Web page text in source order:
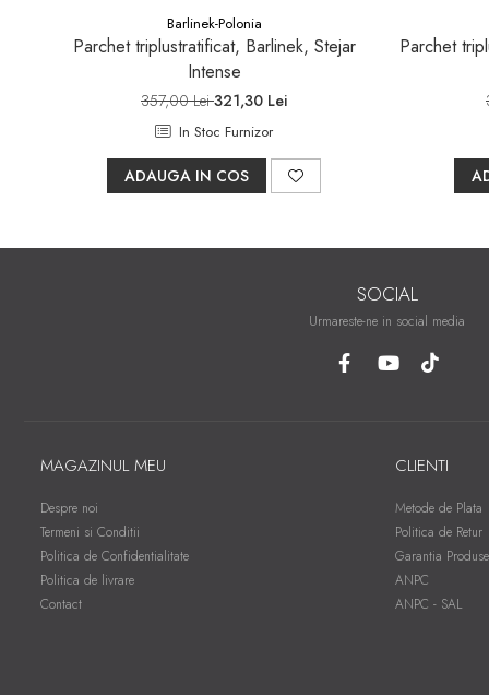
Barlinek-Polonia
Parchet triplustratificat, Barlinek, Stejar
Intense
357,00 Lei321,30 Lei
In Stoc Furnizor
ADAUGA IN COS
Parchet
SOCIAL
Urmareste-ne in social media
MAGAZINUL MEU
Despre noi
Termeni si Conditii
Politica de Confidentialitate
Politica de livrare
Contact
CLIENTI
Metode de Plata
Politica de Retur
Garantia
ANPC
ANPC - SAL